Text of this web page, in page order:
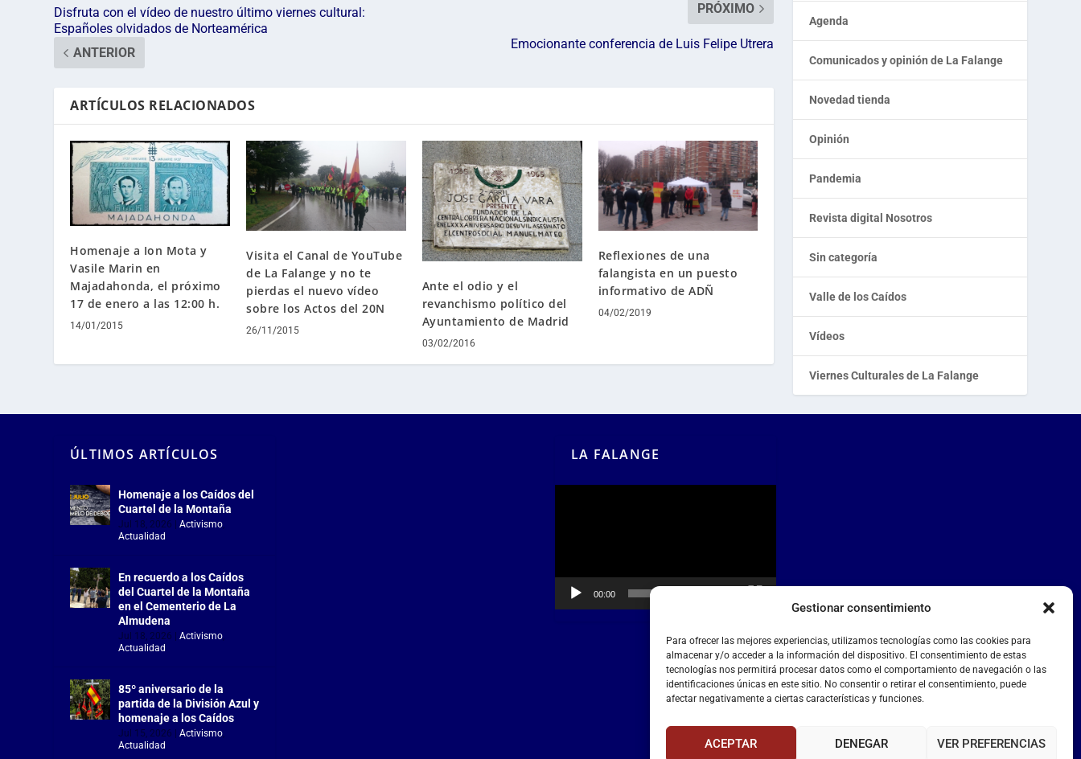
Gestionar consentimiento
Para ofrecer las mejores experiencias, utilizamos tecnologías como las cookies para
almacenar y/o acceder a la información del dispositivo. El consentimiento de estas
tecnologías nos permitirá procesar datos como el comportamiento de navegación o las
identificaciones únicas en este sitio. No consentir o retirar el consentimiento, puede
afectar negativamente a ciertas características y funciones.
ACEPTAR DENEGAR VER PREFERENCIAS
Disfruta con el vídeo de nuestro último viernes cultural:
Españoles olvidados de Norteamérica
ANTERIOR
PRÓXIMO
Emocionante conferencia de Luis Felipe Utrera
ARTÍCULOS RELACIONADOS
Homenaje a Ion Mota y
Vasile Marin en
Majadahonda, el próximo
17 de enero a las 12:00 h.
14/01/2015
Visita el Canal de YouTube
de La Falange y no te
pierdas el nuevo vídeo
sobre los Actos del 20N
26/11/2015
Ante el odio y el
revanchismo político del
Ayuntamiento de Madrid
03/02/2016
Reflexiones de una
falangista en un puesto
informativo de ADÑ
04/02/2019
Agenda
Comunicados y opinión de La Falange
Novedad tienda
Opinión
Pandemia
Revista digital Nosotros
Sin categoría
Valle de los Caídos
Vídeos
Viernes Culturales de La Falange
ÚLTIMOS ARTÍCULOS
Homenaje a los Caídos del
Cuartel de la Montaña
Jul 18, 2026 |Activismo,
Actualidad
En recuerdo a los Caídos
del Cuartel de la Montaña
en el Cementerio de La
Almudena
Jul 18, 2026 |Activismo,
Actualidad
85º aniversario de la
partida de la División Azul y
homenaje a los Caídos
Jul 15, 2026 |Activismo,
Actualidad
LA FALANGE
00:00